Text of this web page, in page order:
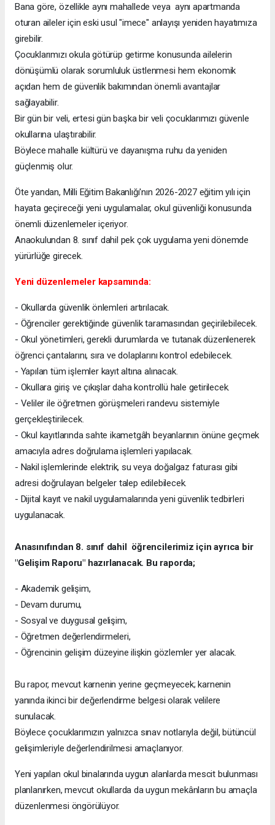
Bana göre, özellikle aynı mahallede veya aynı apartmanda
oturan aileler için eski usul "imece" anlayışı yeniden hayatımıza
girebilir.
Çocuklarımızı okula götürüp getirme konusunda ailelerin
dönüşümlü olarak sorumluluk üstlenmesi hem ekonomik
açıdan hem de güvenlik bakımından önemli avantajlar
sağlayabilir.
Bir gün bir veli, ertesi gün başka bir veli çocuklarımızı güvenle
okullarına ulaştırabilir.
Böylece mahalle kültürü ve dayanışma ruhu da yeniden
güçlenmiş olur.
Öte yandan, Milli Eğitim Bakanlığı'nın 2026-2027 eğitim yılı için
hayata geçireceği yeni uygulamalar, okul güvenliği konusunda
önemli düzenlemeler içeriyor.
Anaokulundan 8. sınıf dahil pek çok uygulama yeni dönemde
yürürlüğe girecek.
Yeni düzenlemeler kapsamında:
- Okullarda güvenlik önlemleri artırılacak.
- Öğrenciler gerektiğinde güvenlik taramasından geçirilebilecek.
- Okul yönetimleri, gerekli durumlarda ve tutanak düzenlenerek
öğrenci çantalarını, sıra ve dolaplarını kontrol edebilecek.
- Yapılan tüm işlemler kayıt altına alınacak.
- Okullara giriş ve çıkışlar daha kontrollü hale getirilecek.
- Veliler ile öğretmen görüşmeleri randevu sistemiyle
gerçekleştirilecek.
- Okul kayıtlarında sahte ikametgâh beyanlarının önüne geçmek
amacıyla adres doğrulama işlemleri yapılacak.
- Nakil işlemlerinde elektrik, su veya doğalgaz faturası gibi
adresi doğrulayan belgeler talep edilebilecek.
- Dijital kayıt ve nakil uygulamalarında yeni güvenlik tedbirleri
uygulanacak.
Anasınıfından 8. sınıf dahil öğrencilerimiz için ayrıca bir
"Gelişim Raporu" hazırlanacak. Bu raporda;
- Akademik gelişim,
- Devam durumu,
- Sosyal ve duygusal gelişim,
- Öğretmen değerlendirmeleri,
- Öğrencinin gelişim düzeyine ilişkin gözlemler yer alacak.
Bu rapor, mevcut karnenin yerine geçmeyecek; karnenin
yanında ikinci bir değerlendirme belgesi olarak velilere
sunulacak.
Böylece çocuklarımızın yalnızca sınav notlarıyla değil, bütüncül
gelişimleriyle değerlendirilmesi amaçlanıyor.
Yeni yapılan okul binalarında uygun alanlarda mescit bulunması
planlanırken, mevcut okullarda da uygun mekânların bu amaçla
düzenlenmesi öngörülüyor.